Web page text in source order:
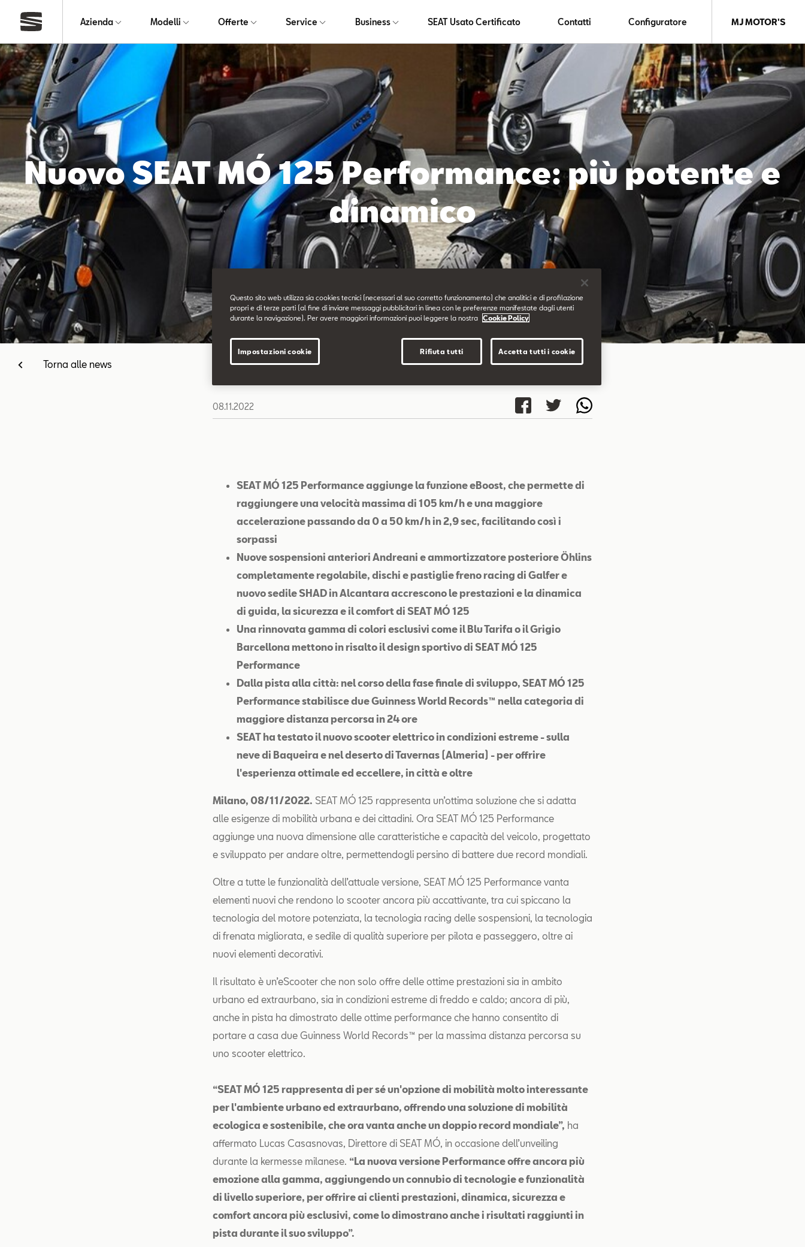
Azienda Modelli Offerte Service Business SEAT Usato Certificato Contatti Configuratore MJ MOTOR'S
Nuovo SEAT MÓ 125 Performance: più potente e
dinamico
Torna alle news
08.11.2022
SEAT MÓ 125 Performance aggiunge la funzione eBoost, che permette di
raggiungere una velocità massima di 105 km/h e una maggiore
accelerazione passando da 0 a 50 km/h in 2,9 sec, facilitando così i
sorpassi
Nuove sospensioni anteriori Andreani e ammortizzatore posteriore Öhlins
completamente regolabile, dischi e pastiglie freno racing di Galfer e
nuovo sedile SHAD in Alcantara accrescono le prestazioni e la dinamica
di guida, la sicurezza e il comfort di SEAT MÓ 125
Una rinnovata gamma di colori esclusivi come il Blu Tarifa o il Grigio
Barcellona mettono in risalto il design sportivo di SEAT MÓ 125
Performance
Dalla pista alla città: nel corso della fase finale di sviluppo, SEAT MÓ 125
Performance stabilisce due Guinness World Records™ nella categoria di
maggiore distanza percorsa in 24 ore
SEAT ha testato il nuovo scooter elettrico in condizioni estreme - sulla
neve di Baqueira e nel deserto di Tavernas (Almeria) - per offrire
l'esperienza ottimale ed eccellere, in città e oltre
Milano, 08/11/2022. SEAT MÓ 125 rappresenta un’ottima soluzione che si adatta
alle esigenze di mobilità urbana e dei cittadini. Ora SEAT MÓ 125 Performance
aggiunge una nuova dimensione alle caratteristiche e capacità del veicolo, progettato
e sviluppato per andare oltre, permettendogli persino di battere due record mondiali.
Oltre a tutte le funzionalità dell’attuale versione, SEAT MÓ 125 Performance vanta
elementi nuovi che rendono lo scooter ancora più accattivante, tra cui spiccano la
tecnologia del motore potenziata, la tecnologia racing delle sospensioni, la tecnologia
di frenata migliorata, e sedile di qualità superiore per pilota e passeggero, oltre ai
nuovi elementi decorativi.
Il risultato è un’eScooter che non solo offre delle ottime prestazioni sia in ambito
urbano ed extraurbano, sia in condizioni estreme di freddo e caldo; ancora di più,
anche in pista ha dimostrato delle ottime performance che hanno consentito di
portare a casa due Guinness World Records™ per la massima distanza percorsa su
uno scooter elettrico.
“SEAT MÓ 125 rappresenta di per sé un'opzione di mobilità molto interessante
per l'ambiente urbano ed extraurbano, offrendo una soluzione di mobilità
ecologica e sostenibile, che ora vanta anche un doppio record mondiale”, ha
affermato Lucas Casasnovas, Direttore di SEAT MÓ, in occasione dell’unveiling
durante la kermesse milanese. “La nuova versione Performance offre ancora più
emozione alla gamma, aggiungendo un connubio di tecnologie e funzionalità
di livello superiore, per offrire ai clienti prestazioni, dinamica, sicurezza e
comfort ancora più esclusivi, come lo dimostrano anche i risultati raggiunti in
pista durante il suo sviluppo”.
Questo sito web utilizza sia cookies tecnici (necessari al suo corretto funzionamento) che analitici e di profilazione
propri e di terze parti (al fine di inviare messaggi pubblicitari in linea con le preferenze manifestate dagli utenti
durante la navigazione). Per avere maggiori informazioni puoi leggere la nostra
Cookie Policy
Rifiuta tutti Accetta tutti i cookie
Impostazioni cookie